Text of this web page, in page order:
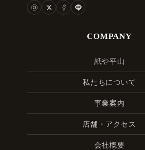
COMPANY
紙や平山
私たちについて
事業案内
店舗・アクセス
会社概要